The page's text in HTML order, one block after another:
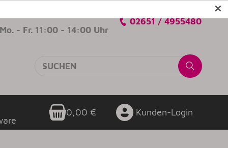
✕
Mo. - Fr. 11:00 - 14:00 Uhr
02651 / 4955480
0,00 € Kunden-Login